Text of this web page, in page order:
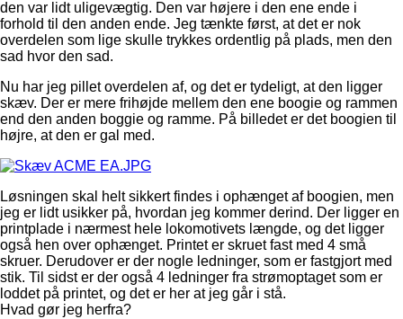
den var lidt uligevægtig. Den var højere i den ene ende i
forhold til den anden ende. Jeg tænkte først, at det er nok
overdelen som lige skulle trykkes ordentlig på plads, men den
sad hvor den sad.
Nu har jeg pillet overdelen af, og det er tydeligt, at den ligger
skæv. Der er mere frihøjde mellem den ene boogie og rammen
end den anden boggie og ramme. På billedet er det boogien til
højre, at den er gal med.
Løsningen skal helt sikkert findes i ophænget af boogien, men
jeg er lidt usikker på, hvordan jeg kommer derind. Der ligger en
printplade i nærmest hele lokomotivets længde, og det ligger
også hen over ophænget. Printet er skruet fast med 4 små
skruer. Derudover er der nogle ledninger, som er fastgjort med
stik. Til sidst er der også 4 ledninger fra strømoptaget som er
loddet på printet, og det er her at jeg går i stå.
Hvad gør jeg herfra?